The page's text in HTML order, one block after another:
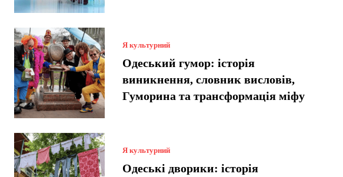
Я культурний
Одеський гумор: історія
виникнення, словник висловів,
Гуморина та трансформація міфу
Я культурний
Одеські дворики: історія